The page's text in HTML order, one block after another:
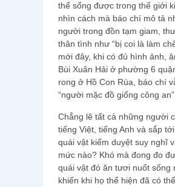
thể sống được trong thế giới
nhìn cách mà báo chí mô tả
người trong đồn tạm giam,
thân tình như “bị coi là làm
mới đây, khi có đủ hình ảnh,
Bùi Xuân Hải ở phường 6
rong ở Hồ Con Rùa, báo chí
“người mặc đồ giống công
Chẳng lẽ tất cả những người
tiếng Việt, tiếng Anh và sắp
quái vật kiểm duyệt suy nghĩ
mức nào? Khó mà đong đo
quái vật đó ăn tươi nuốt sống
khiến khi họ thể hiện đã có